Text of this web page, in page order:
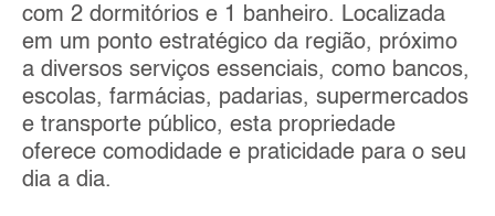
com 2 dormitórios e 1 banheiro. Localizada
em um ponto estratégico da região, próximo
a diversos serviços essenciais, como bancos,
escolas, farmácias, padarias, supermercados
e transporte público, esta propriedade
oferece comodidade e praticidade para o seu
dia a dia.